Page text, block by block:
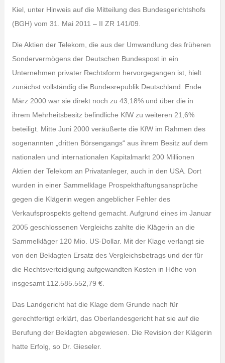
Kiel, unter Hinweis auf die Mitteilung des Bundesgerichtshofs
(BGH) vom 31. Mai 2011 – II ZR 141/09.
Die Aktien der Telekom, die aus der Umwandlung des früheren
Sondervermögens der Deutschen Bundespost in ein
Unternehmen privater Rechtsform hervorgegangen ist, hielt
zunächst vollständig die Bundesrepublik Deutschland. Ende
März 2000 war sie direkt noch zu 43,18% und über die in
ihrem Mehrheitsbesitz befindliche KfW zu weiteren 21,6%
beteiligt. Mitte Juni 2000 veräußerte die KfW im Rahmen des
sogenannten „dritten Börsengangs“ aus ihrem Besitz auf dem
nationalen und internationalen Kapitalmarkt 200 Millionen
Aktien der Telekom an Privatanleger, auch in den USA. Dort
wurden in einer Sammelklage Prospekthaftungsansprüche
gegen die Klägerin wegen angeblicher Fehler des
Verkaufsprospekts geltend gemacht. Aufgrund eines im Januar
2005 geschlossenen Vergleichs zahlte die Klägerin an die
Sammelkläger 120 Mio. US-Dollar. Mit der Klage verlangt sie
von den Beklagten Ersatz des Vergleichsbetrags und der für
die Rechtsverteidigung aufgewandten Kosten in Höhe von
insgesamt 112.585.552,79 €.
Das Landgericht hat die Klage dem Grunde nach für
gerechtfertigt erklärt, das Oberlandesgericht hat sie auf die
Berufung der Beklagten abgewiesen. Die Revision der Klägerin
hatte Erfolg, so Dr. Gieseler.